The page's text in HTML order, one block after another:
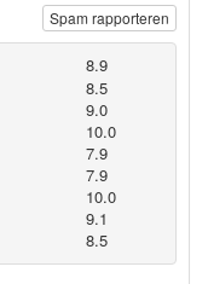
8.9
8.5
9.0
10.0
7.9
7.9
10.0
9.1
8.5
Spam rapporteren